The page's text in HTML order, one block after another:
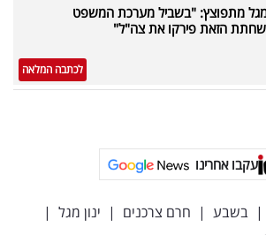
מגל מתפוצץ: "בשביל מערכת המשפט
הזאת פירקו את צה"ל"
לכתבה המלאה
עקבו אחרינו
| בשבע | חרם צרכנים | ינון מגל |